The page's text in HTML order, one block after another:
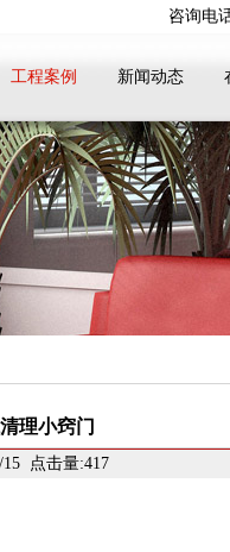
咨询电
工程案例 新闻动态
理小窍门
15 点击量:417